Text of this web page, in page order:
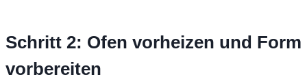
Schritt 2: Ofen vorheizen und Form
vorbereiten